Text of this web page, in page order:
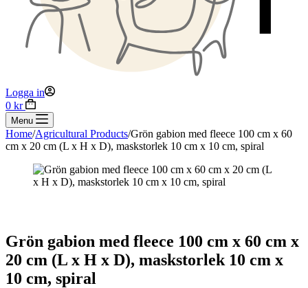
Logga in
Shopping
cart
0 kr
Menu
Home/Agricultural Products/Grön gabion med fleece 100 cm x 60
cm x 20 cm (L x H x D), maskstorlek 10 cm x 10 cm, spiral
Grön gabion med fleece 100 cm x 60 cm x
20 cm (L x H x D), maskstorlek 10 cm x
10 cm, spiral